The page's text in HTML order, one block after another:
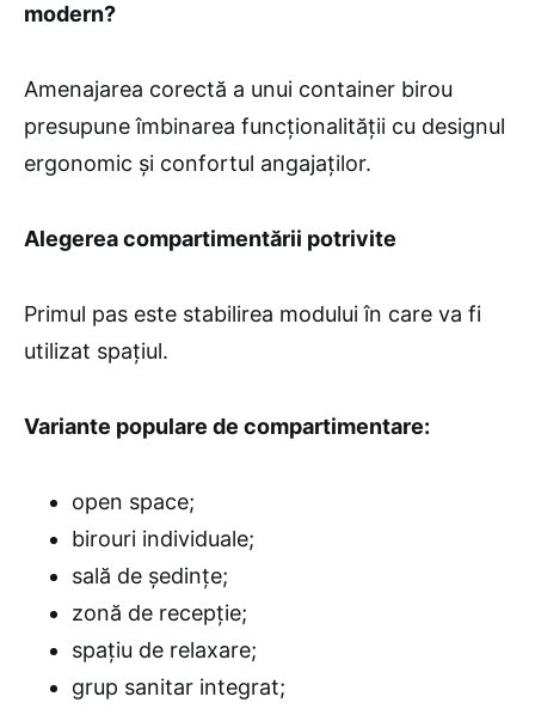
modern?
Amenajarea corectă a unui container birou
presupune îmbinarea funcționalității cu designul
ergonomic și confortul angajaților.
Alegerea compartimentării potrivite
Primul pas este stabilirea modului în care va fi
utilizat spațiul.
Variante populare de compartimentare:
open space;
birouri individuale;
sală de ședințe;
zonă de recepție;
spațiu de relaxare;
grup sanitar integrat;